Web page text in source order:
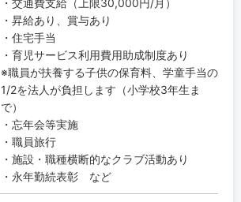
・交通費支給（上限30,000円/月）
・昇給あり、賞与あり
・住宅手当
・育児サービス利用費用助成制度あり
※職員が扶養する子供の保育料、学童手当の
1/2を法人が負担します（小学校3年生ま
で）
・忘年会等実施
・職員旅行
・施設・職種横断的なクラブ活動あり
・永年勤続表彰 など